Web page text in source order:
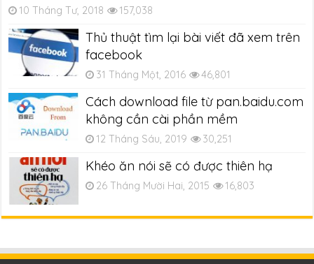
10 Tháng Tư, 2018 157,038
Thủ thuật tìm lại bài viết đã xem trên
facebook
31 Tháng Một, 2016 46,801
Cách download file từ pan.baidu.com
không cần cài phần mềm
12 Tháng Sáu, 2019 30,251
Khéo ăn nói sẽ có được thiên hạ
26 Tháng Mười Hai, 2015 16,803